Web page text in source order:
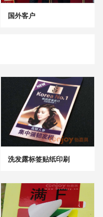
国外客户
洗发露标签贴纸印刷